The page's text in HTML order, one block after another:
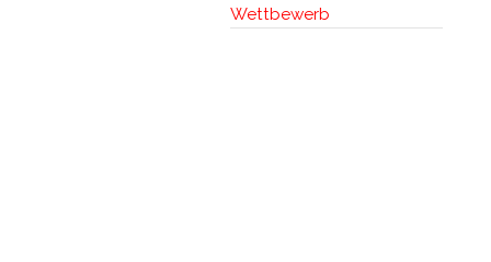
Wettbewerb